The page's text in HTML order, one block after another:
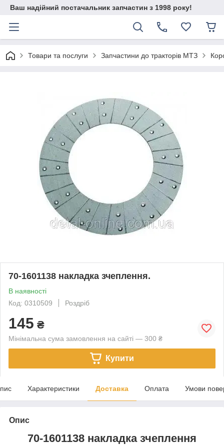
Ваш надійний постачальник запчастин з 1998 року!
Товари та послуги Запчастини до тракторів МТЗ
70-1601138 накладка зчеплення.
В наявності
Код: 0310509
Роздріб
145 ₴
Мінімальна сума замовлення на сайті — 300 ₴
Купити
Характеристики Доставка Оплата Умови
Опис
70-1601138 накладка зчеплення